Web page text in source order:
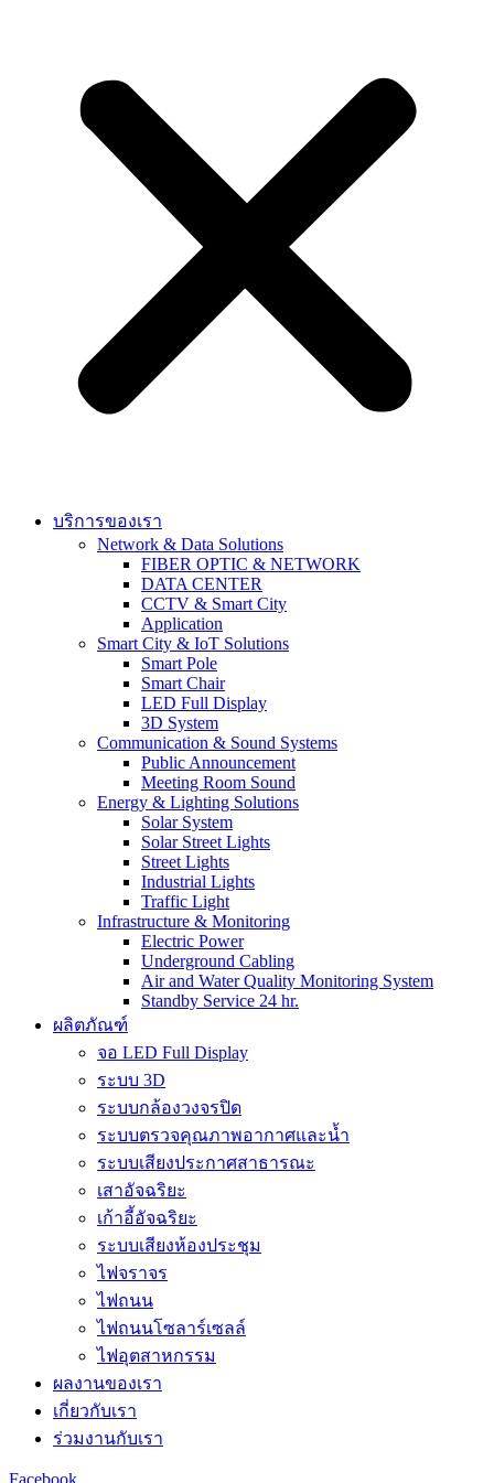
บริการของเรา
Network & Data Solutions
FIBER OPTIC & NETWORK​
DATA CENTER
CCTV & Smart City
Application
Smart City & IoT Solutions
Smart Pole
Smart Chair
LED Full Display
3D System
Communication & Sound Systems
Public Announcement
Meeting Room Sound
Energy & Lighting Solutions
Solar System
Solar Street Lights
Street Lights
Industrial Lights
Traffic Light
Infrastructure & Monitoring
Electric Power
Underground Cabling
Air and Water Quality Monitoring System
Standby Service 24 hr.
ผลิตภัณฑ์
จอ LED Full Display
ระบบ 3D
ระบบกล้องวงจรปิด
ระบบตรวจคุณภาพอากาศและน้ำ
ระบบเสียงประกาศสาธารณะ
เสาอัจฉริยะ
เก้าอี้อัจฉริยะ
ระบบเสียงห้องประชุม
ไฟจราจร
ไฟถนน
ไฟถนนโซลาร์เซลล์
ไฟอุตสาหกรรม
ผลงานของเรา
เกี่ยวกับเรา
ร่วมงานกับเรา
Facebook